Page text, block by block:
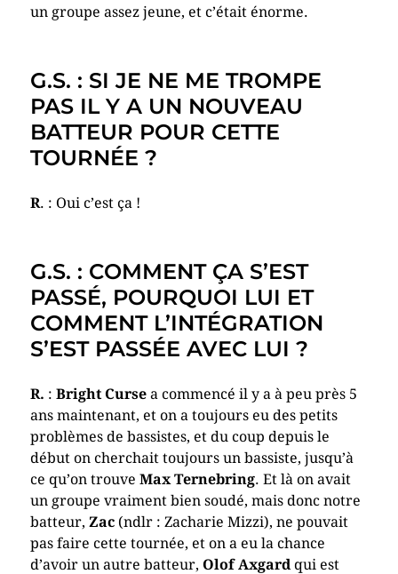
un groupe assez jeune, et c’était énorme.
G.S. : SI JE NE ME TROMPE
PAS IL Y A UN NOUVEAU
BATTEUR POUR CETTE
TOURNÉE ?
R. : Oui c’est ça !
G.S. : COMMENT ÇA S’EST
PASSÉ, POURQUOI LUI ET
COMMENT L’INTÉGRATION
S’EST PASSÉE AVEC LUI ?
R. : Bright Cursea commencé il y a à peu près 5
ans maintenant, et on a toujours eu des petits
problèmes de bassistes, et du coup depuis le
début on cherchait toujours un bassiste, jusqu’à
ce qu’on trouve Max Ternebring. Et là on avait
un groupe vraiment bien soudé, mais donc notre
batteur, Zac(ndlr : Zacharie Mizzi), ne pouvait
pas faire cette tournée, et on a eu la chance
d’avoir un autre batteur, Olof Axgardqui est